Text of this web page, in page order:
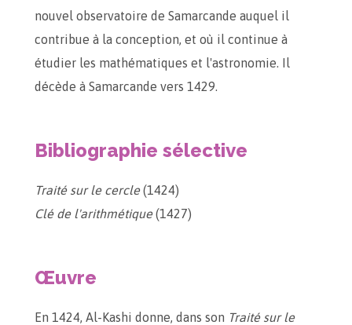
nouvel observatoire de Samarcande auquel il
contribue à la conception, et où il continue à
étudier les mathématiques et l'astronomie. Il
décède à Samarcande vers 1429.
Bibliographie sélective
Traité sur le cercle(1424)
Clé de l'arithmétique(1427)
Œuvre
En 1424, Al-Kashi donne, dans son Traité sur le